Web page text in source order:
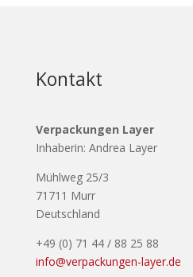
Kontakt
Verpackungen Layer
Inhaberin: Andrea Layer
Mühlweg 25/3
71711 Murr
Deutschland
+49 (0) 71 44 / 88 25 88
info@verpackungen-layer.de